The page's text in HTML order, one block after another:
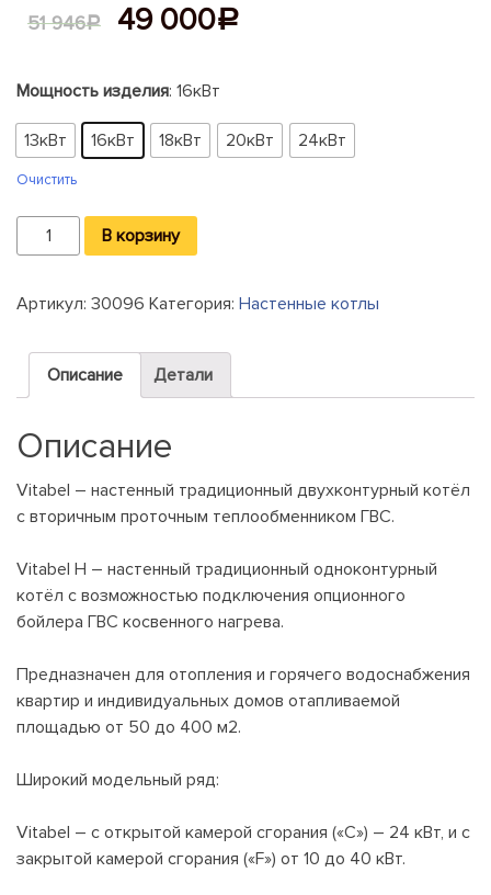
51 946Р 49 000Р
Мощность изделия: 16кВт
13кВт 16кВт 18кВт 20кВт 24кВт
Очистить
Количество
Настенный
котел
Vitabel
В корзину
Артикул: 30096 Категория: Настенные котлы
Описание Детали
Описание
Vitabel – настенный традиционный двухконтурный котёл
с вторичным проточным теплообменником ГВС.
Vitabel Н – настенный традиционный одноконтурный
котёл с возможностью подключения опционного
бойлера ГВС косвенного нагрева.
Предназначен для отопления и горячего водоснабжения
квартир и индивидуальных домов отапливаемой
площадью от 50 до 400 м2.
Широкий модельный ряд:
Vitabel – с открытой камерой сгорания («С») – 24 кВт, и с
закрытой камерой сгорания («F») от 10 до 40 кВт.